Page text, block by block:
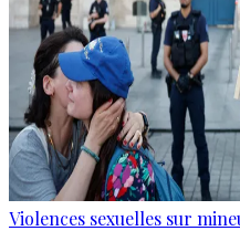
Violences sexuelles sur